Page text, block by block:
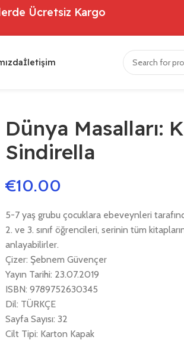
Ücretsiz Kargo
İletişim
Dünya Masalları:
Sindirella
€10.00
5-7 yaş grubu çocuklara ebeveynleri
2. ve 3. sınıf öğrencileri, serinin tüm
anlayabilirler.
Çizer: Şebnem Güvençer
Yayın Tarihi: 23.07.2019
ISBN: 9789752630345
Dil: TÜRKÇE
Sayfa Sayısı: 32
Cilt Tipi: Karton Kapak